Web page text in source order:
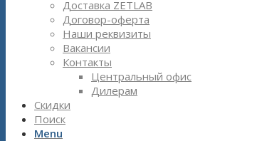
Доставка ZETLAB
Договор-оферта
Наши реквизиты
Вакансии
Контакты
Центральный офис
Дилерам
Скидки
Поиск
Menu